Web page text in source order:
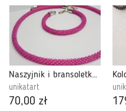
Naszyjnik i bransoletka Lene
unikatart
70,00 zł